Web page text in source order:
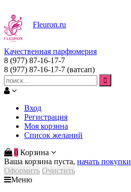
Fleuron.ru
Качественная парфюмерия
8 (977) 87-16-17-7
8 (977) 87-16-17-7 (ватсап)
Вход
Регистрация
Моя корзина
Список желаний
0 Корзина
Ваша корзина пуста, начать покупки
Оформить Очистить
Меню